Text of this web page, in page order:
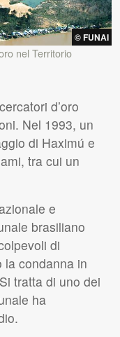
© FUNAI
nel Territorio
d’oro
Nel 1993, un
di Haximú e
tra cui un
e
brasiliano
di
la condanna in
tratta di uno dei
ha